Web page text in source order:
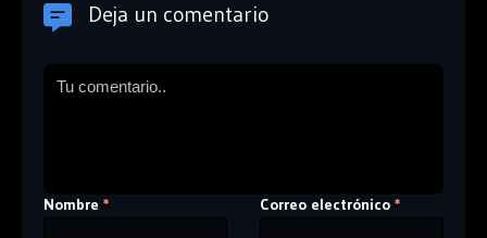
Deja un comentario
Nombre * Correo electrónico *